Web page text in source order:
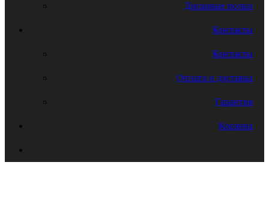
Дисковые полки
Контакты
Контакты
Оплата и доставка
Гарантия
Корзина